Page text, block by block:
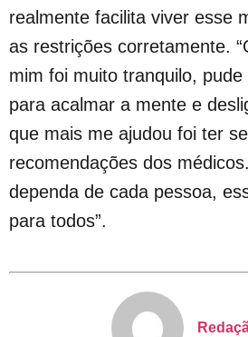
realmente facilita viver esse
as restrições corretamente.
mim foi muito tranquilo,
para acalmar a mente e
que mais me ajudou foi ter
recomendações dos
dependa de cada pessoa,
para todos”.